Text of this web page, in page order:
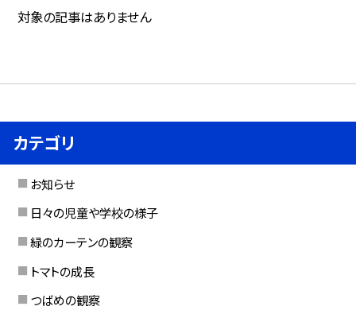
対象の記事はありません
カテゴリ
お知らせ
日々の児童や学校の様子
緑のカーテンの観察
トマトの成長
つばめの観察